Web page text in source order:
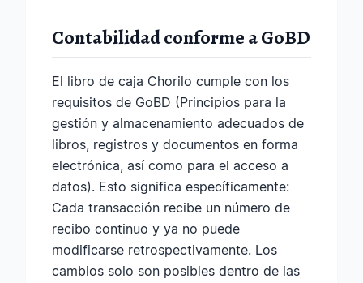
Contabilidad conforme a GoBD
El libro de caja Chorilo cumple con los
requisitos de GoBD (Principios para la
gestión y almacenamiento adecuados de
libros, registros y documentos en forma
electrónica, así como para el acceso a
datos). Esto significa específicamente:
Cada transacción recibe un número de
recibo continuo y ya no puede
modificarse retrospectivamente. Los
cambios solo son posibles dentro de las